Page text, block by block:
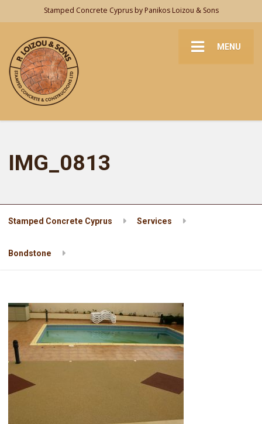
Stamped Concrete Cyprus by Panikos Loizou & Sons
MENU
IMG_0813
Stamped Concrete Cyprus Services
Bondstone